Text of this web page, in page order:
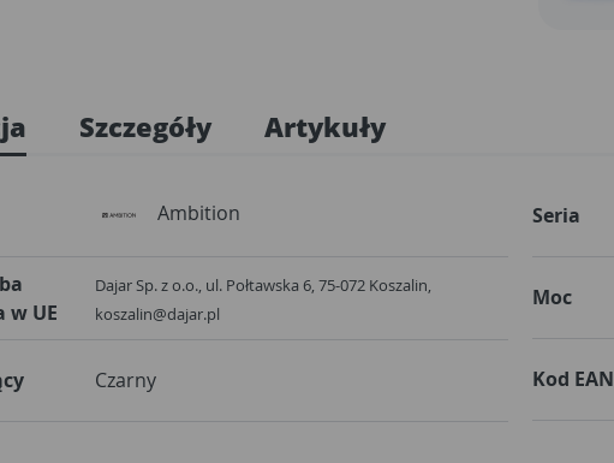
Szczegóły Artykuły
Ambition
w UE
Dajar Sp. z o.o., ul. Połtawska 6, 75-072 Koszalin,
koszalin@dajar.pl
Czarny
Seria
Moc
Kod EAN